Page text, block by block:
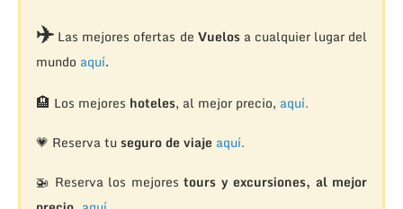
✈️Las mejores ofertas de Vuelosa cualquier lugar del
mundo aquí.
🏨 Los mejores hoteles, al mejor precio, aquí.
💗 Reserva tu seguro de viaje aquí.
🚁 Reserva los mejorestours y excursiones, al mejor